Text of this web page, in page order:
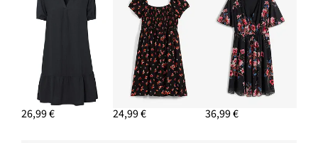
PRIDAŤ DO KOŠÍKA
Náušnice kruhy
13,99 €
26,99 € 24,99 € 36,99 €